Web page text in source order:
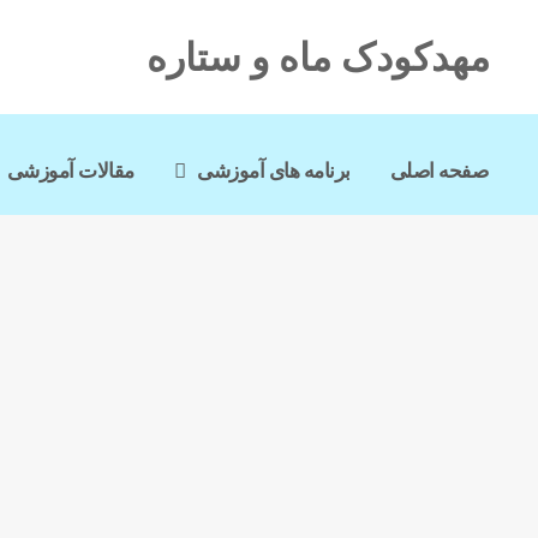
مهدکودک ماه و ستاره
صفحه اصلی برنامه های آموزشی مقالات آموزشی